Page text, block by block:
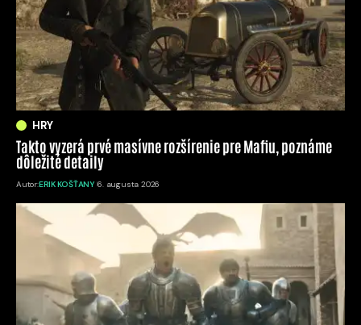
HRY
Takto vyzerá prvé masívne rozšírenie pre Mafiu, poznáme
dôležité detaily
Autor:ERIK KOŠŤANY 6. augusta 2026